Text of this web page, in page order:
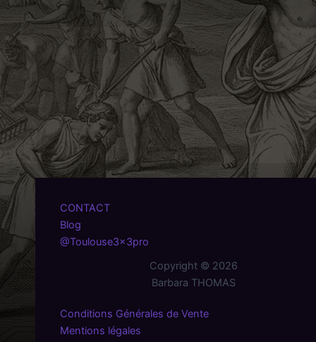
CONTACT
Blog
@Toulouse3x3pro
Copyright © 2026
Barbara THOMAS
Conditions Générales de Vente
Mentions légales